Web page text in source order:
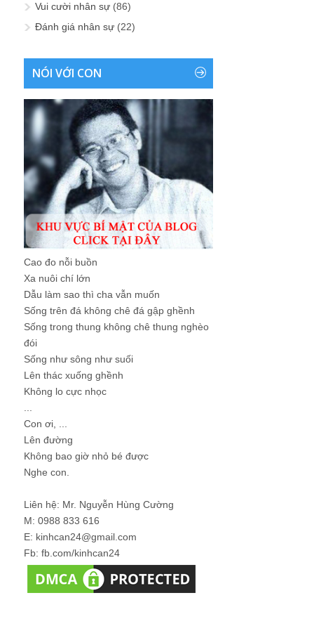
Vui cười nhân sự (86)
Đánh giá nhân sự (22)
NÓI VỚI CON
Cao đo nỗi buồn
Xa nuôi chí lớn
Dẫu làm sao thì cha vẫn muốn
Sống trên đá không chê đá gập ghềnh
Sống trong thung không chê thung nghèo
đói
Sống như sông như suối
Lên thác xuống ghềnh
Không lo cực nhọc
Con ơi, ...
Lên đường
Không bao giờ nhỏ bé được
Nghe con.
Liên hệ: Mr. Nguyễn Hùng Cường
M: 0988 833 616
E: kinhcan24@gmail.com
Fb: fb.com/kinhcan24